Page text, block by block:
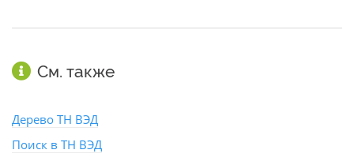
См. также
Дерево ТН ВЭД
Поиск в ТН ВЭД